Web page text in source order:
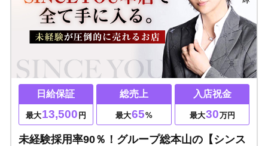
日給保証
最大13,500 円
総売上
最大65%
入店祝金
最大30万円
未経験採用率90％！グループ総本山の【シンス